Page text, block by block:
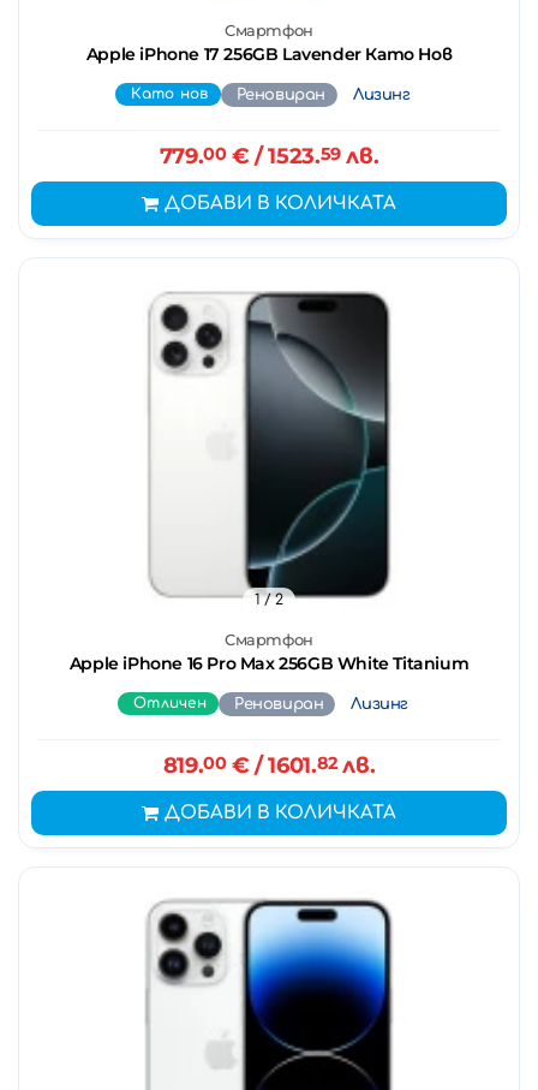
Смартфон
Apple iPhone 17 256GB Lavender Като Нов
Като нов Реновиран Лизинг
779.00€ / 1523.59лв.
ДОБАВИ В КОЛИЧКАТА
Смартфон
Apple iPhone 16 Pro Max 256GB White Titanium
1/ 2
Отличен Реновиран Лизинг
819.00€ / 1601.82лв.
ДОБАВИ В КОЛИЧКАТА